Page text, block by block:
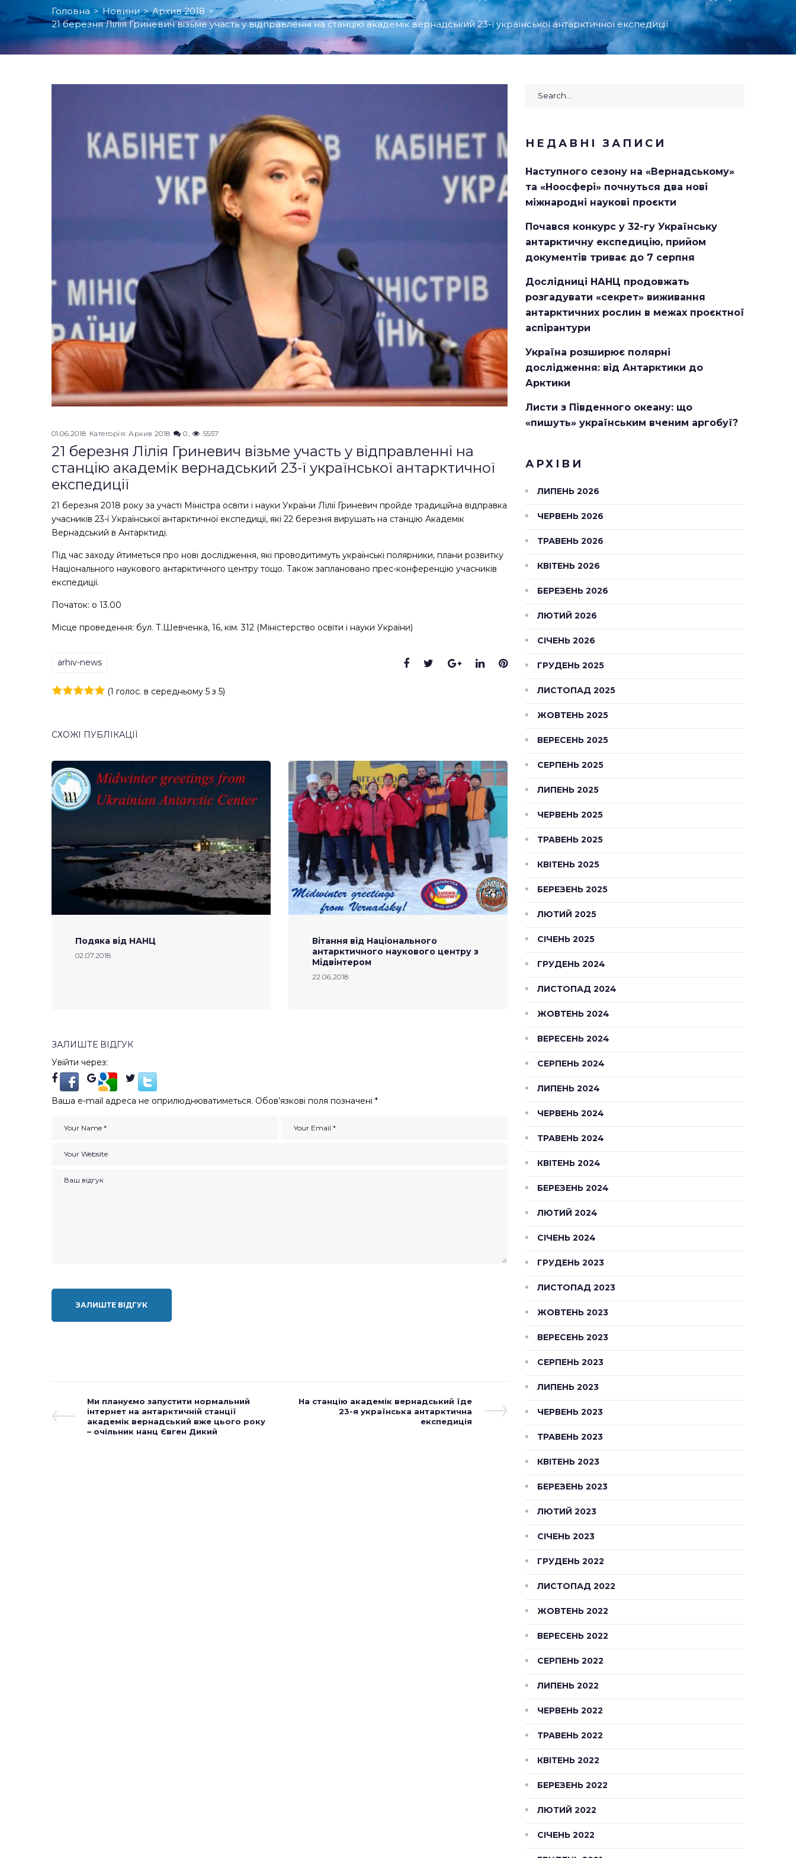
Головна > Новини > Архив 2018 >
21 березня Лілія Гриневич візьме участь у відправленні на станцію академік вернадський 23-ї української антарктичної експедиції
01.06.2018 Категорія: Архив 2018 0 5557
21 березня Лілія Гриневич візьме участь у відправленні на
станцію академік вернадський 23-ї української антарктичної
експедиції
21 березня 2018 року за участі Міністра освіти і науки України Лілії Гриневич пройде традиційна відправка
учасників 23-ї Української антарктичної експедиції, які 22 березня вирушать на станцію Академік
Вернадський в Антарктиді.
Під час заходу йтиметься про нові дослідження, які проводитимуть українські полярники, плани розвитку
Національного наукового антарктичного центру тощо. Також заплановано прес-конференцію учасників
експедиції.
Початок: о 13.00
Місце проведення: бул. Т.Шевченка, 16, кім. 312 (Міністерство освіти і науки України)
arhiv-news Facebook
TwitterGoogle+LinkedInPinterest
(1 голос. в середньому 5 з 5)
СХОЖІ ПУБЛІКАЦІЇ
Подяка від НАНЦ
02.07.2018
Вітання від Національного
антарктичного наукового центру з
Мідвінтером
22.06.2018
ЗАЛИШТЕ ВІДГУК
Увійти через:
Ваша e-mail адреса не оприлюднюватиметься. Обов’язкові поля позначені *
Навігація
записів
Previous
Post
Ми плануємо запустити нормальний
інтернет на антарктичній станції
академік вернадський вже цього року
– очільник нанц Євген Дикий
Next
На станцію академік вернадський їде
23-я українська антарктична
експедиція
Search
НЕДАВНІ ЗАПИСИ
Наступного сезону на «Вернадському»
та «Ноосфері» почнуться два нові
міжнародні наукові проєкти
Почався конкурс у 32-гу Українську
антарктичну експедицію, прийом
документів триває до 7 серпня
Дослідниці НАНЦ продовжать
розгадувати «секрет» виживання
антарктичних рослин в межах проєктної
аспірантури
Україна розширює полярні
дослідження: від Антарктики до
Арктики
Листи з Південного океану: що
«пишуть» українським вченим аргобуї?
АРХІВИ
ЛИПЕНЬ 2026
ЧЕРВЕНЬ 2026
ТРАВЕНЬ 2026
КВІТЕНЬ 2026
БЕРЕЗЕНЬ 2026
ЛЮТИЙ 2026
СІЧЕНЬ 2026
ГРУДЕНЬ 2025
ЛИСТОПАД 2025
ЖОВТЕНЬ 2025
ВЕРЕСЕНЬ 2025
СЕРПЕНЬ 2025
ЛИПЕНЬ 2025
ЧЕРВЕНЬ 2025
ТРАВЕНЬ 2025
КВІТЕНЬ 2025
БЕРЕЗЕНЬ 2025
ЛЮТИЙ 2025
СІЧЕНЬ 2025
ГРУДЕНЬ 2024
ЛИСТОПАД 2024
ЖОВТЕНЬ 2024
ВЕРЕСЕНЬ 2024
СЕРПЕНЬ 2024
ЛИПЕНЬ 2024
ЧЕРВЕНЬ 2024
ТРАВЕНЬ 2024
КВІТЕНЬ 2024
БЕРЕЗЕНЬ 2024
ЛЮТИЙ 2024
СІЧЕНЬ 2024
ГРУДЕНЬ 2023
ЛИСТОПАД 2023
ЖОВТЕНЬ 2023
ВЕРЕСЕНЬ 2023
СЕРПЕНЬ 2023
ЛИПЕНЬ 2023
ЧЕРВЕНЬ 2023
ТРАВЕНЬ 2023
КВІТЕНЬ 2023
БЕРЕЗЕНЬ 2023
ЛЮТИЙ 2023
СІЧЕНЬ 2023
ГРУДЕНЬ 2022
ЛИСТОПАД 2022
ЖОВТЕНЬ 2022
ВЕРЕСЕНЬ 2022
СЕРПЕНЬ 2022
ЛИПЕНЬ 2022
ЧЕРВЕНЬ 2022
ТРАВЕНЬ 2022
КВІТЕНЬ 2022
БЕРЕЗЕНЬ 2022
ЛЮТИЙ 2022
СІЧЕНЬ 2022